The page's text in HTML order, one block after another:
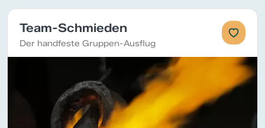
Team-Schmieden
Der handfeste Gruppen-Ausflug